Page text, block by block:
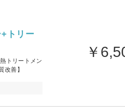
トリー
トリートメン
改善】
￥